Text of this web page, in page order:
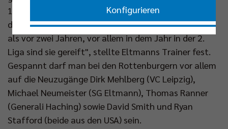
1:4 verloren gingen, zollte SGE-Coach Milan Maric
den Rottenburgern seinen Respekt. "Sie sind stärker
als vor zwei Jahren, vor allem in dem Jahr in der 2.
Liga sind sie gereift", stellte Eltmanns Trainer fest.
Gespannt darf man bei den Rottenburgern vor allem
auf die Neuzugänge Dirk Mehlberg (VC Leipzig),
Michael Neumeister (SG Eltmann), Thomas Ranner
(Generali Haching) sowie David Smith und Ryan
Stafford (beide aus den USA) sein.
Konfigurieren
Nur essenzielle Cookies akzeptieren
Impressum|Datenschutzerklärung